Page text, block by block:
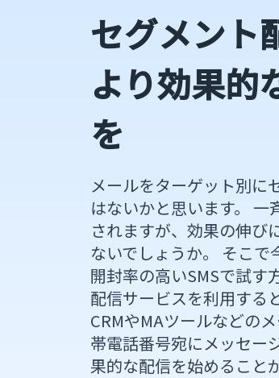
セグメント
より効果的
を
メールをターゲット別に
はないかと思います。
されますが、効果の伸び
ないでしょうか。 そこ
開封率の高いSMSで試す
配信サービスを利用する
CRMやMAツールなどの
帯電話番号宛にメッセー
果的な配信を始めること